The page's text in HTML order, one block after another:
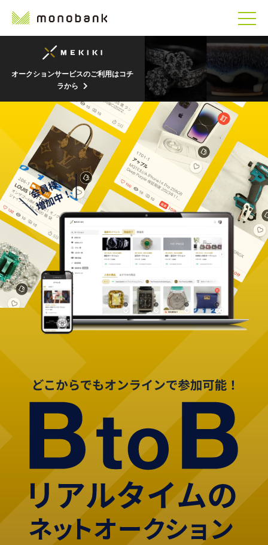
オークションサービスのご利用はコチ
ラから